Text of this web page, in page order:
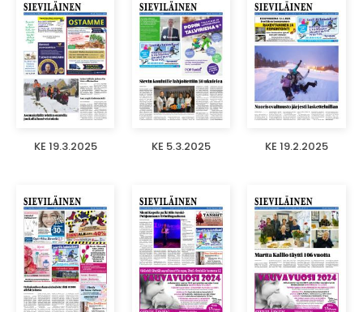
KE 19.3.2025 KE 5.3.2025 KE 19.2.2025